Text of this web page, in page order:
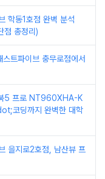
학동1호점 완벽 분석
총정리)
트파이브 충무로점에서
5 프로 NT960XHA-K
코딩까지 완벽한 대학
을지로2호점, 남산뷰 프